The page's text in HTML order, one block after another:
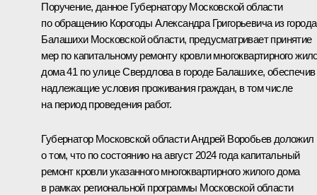
Поручение, данное Губернатору Московской области
по обращению Корогоды Александра Григорьевича из города
Балашихи Московской области, предусматривает принятие
мер по капитальному ремонту кровли многоквартирного
дома 41 по улице Свердлова в городе Балашихе, обеспечив
надлежащие условия проживания граждан, в том числе
на период проведения работ.
Губернатор Московской области Андрей Воробьев доложил
о том, что по состоянию на август 2024 года капитальный
ремонт кровли указанного многоквартирного жилого дома
в рамках региональной программы Московской области